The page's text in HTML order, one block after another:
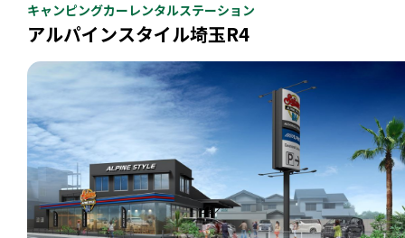
特集・記事を読む
サービス説明
お問い合わせ
ログイン
会員登録
キャンピングカーレンタルステーション
アルパインスタイル埼玉R4